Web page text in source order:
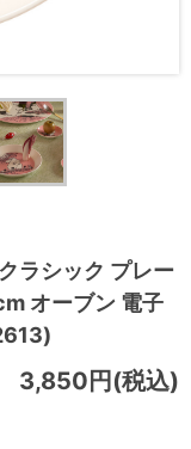
ラシック プレー
オーブン 電子
3,850円(税込)